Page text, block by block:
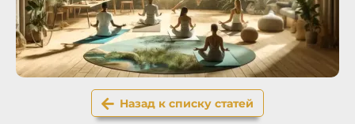
Назад к списку статей